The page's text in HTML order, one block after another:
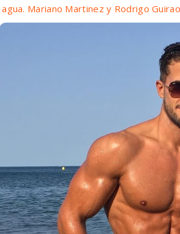
Mariano Martinez y Rodrigo